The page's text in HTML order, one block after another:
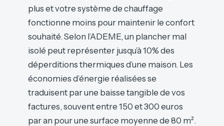
plus et votre système de chauffage
fonctionne moins pour maintenir le confort
souhaité. Selon l’ADEME, un plancher mal
isolé peut représenter jusqu’à 10% des
déperditions thermiques d’une maison. Les
économies d’énergie réalisées se
traduisent par une baisse tangible de vos
factures, souvent entre 150 et 300 euros
par an pour une surface moyenne de 80 m².